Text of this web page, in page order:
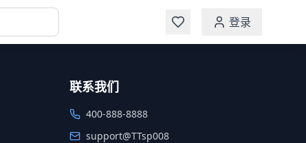
登录
联系我们
400-888-8888
support@TTsp008